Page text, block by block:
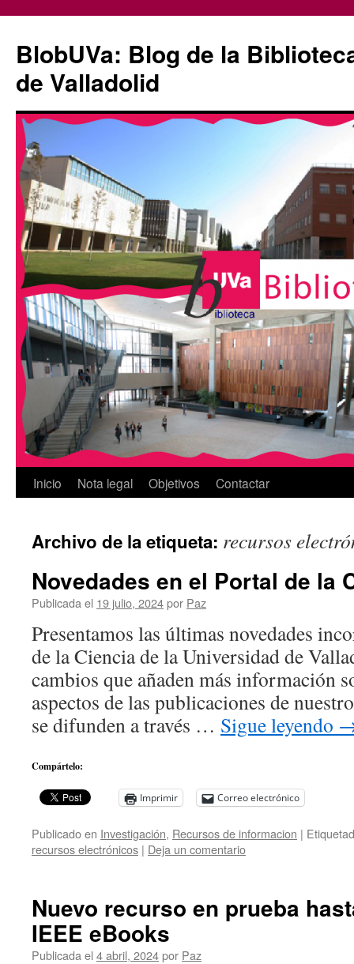
contenido
BlobUVa: Blog de la
de Valladolid
Inicio Nota legal Objetivos Contactar
Archivo de la etiqueta: recursos
Novedades en el Portal de la
Publicada el 19 julio, 2024por Paz
Presentamos las últimas novedades
de la Ciencia de la Universidad de
cambios que añaden más información
aspectos de las publicaciones de
se difunden a través … Sigue leyendo
Compártelo:
Imprimir Correo electrónico
Publicado en Investigación, Recursos de informacion |
recursos electrónicos | Deja un comentario
Nuevo recurso en prueba
IEEE eBooks
Publicada el 4 abril, 2024por Paz